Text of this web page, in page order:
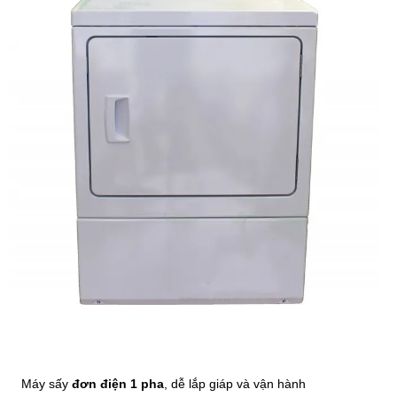
Máy sấy đơn điện 1 pha , dễ lắp giáp và vận hành